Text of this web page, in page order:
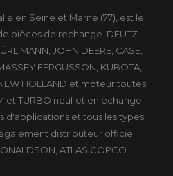
en Seine et Marne (77), est le
pièces de rechange DEUTZ-
JOHN DEERE, CASE,
FERGUSSON, KUBOTA,
HOLLAND et moteur toutes
et TURBO neuf et en échange
d'applications et tous les types
distributeur officiel
ATLAS COPCO